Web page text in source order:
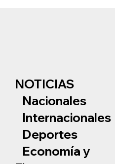
NOTICIAS
Nacionales
Internacionales
Deportes
Economía y